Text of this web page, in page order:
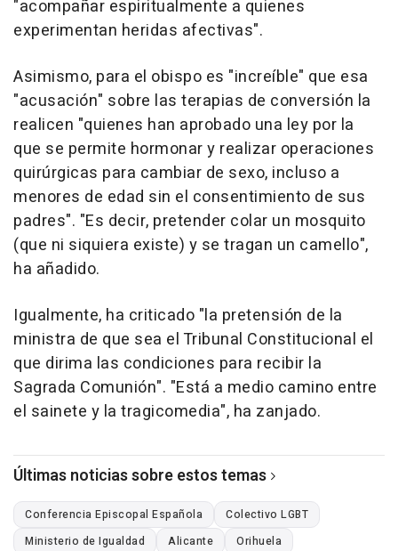
"acompañar espiritualmente a quienes
experimentan heridas afectivas".
Asimismo, para el obispo es "increíble" que esa
"acusación" sobre las terapias de conversión la
realicen "quienes han aprobado una ley por la
que se permite hormonar y realizar operaciones
quirúrgicas para cambiar de sexo, incluso a
menores de edad sin el consentimiento de sus
padres". "Es decir, pretender colar un mosquito
(que ni siquiera existe) y se tragan un camello",
ha añadido.
Igualmente, ha criticado "la pretensión de la
ministra de que sea el Tribunal Constitucional el
que dirima las condiciones para recibir la
Sagrada Comunión". "Está a medio camino entre
el sainete y la tragicomedia", ha zanjado.
Últimas noticias sobre estos temas
Conferencia Episcopal Española
Colectivo LGBT
Ministerio de Igualdad
Alicante
Orihuela